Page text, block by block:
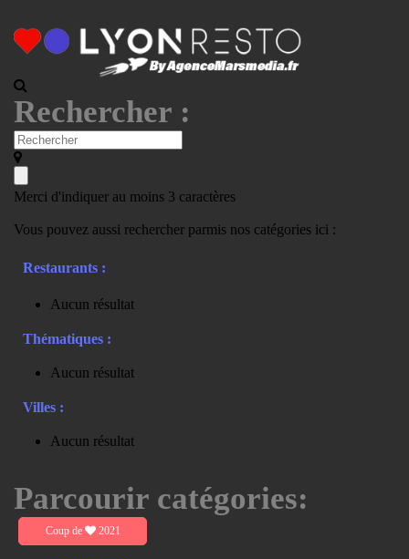
Rechercher :
Merci d'indiquer au moins 3 caractères
Vous pouvez aussi rechercher parmis nos catégories ici :
Restaurants :
Aucun résultat
Thématiques :
Aucun résultat
Villes :
Aucun résultat
Parcourir catégories:
Coup de 2021